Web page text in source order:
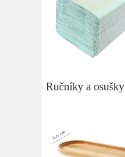
Ručníky a osušky